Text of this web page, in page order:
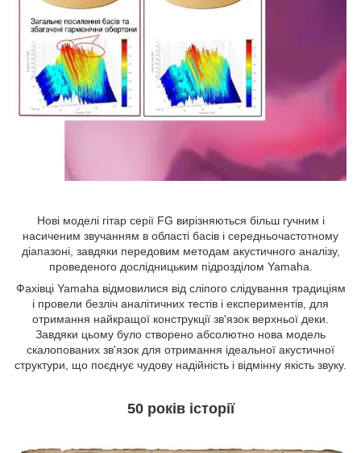
Нові моделі гітар серії FG вирізняються більш гучним і
насиченим звучанням в області басів і середньочастотному
діапазоні, завдяки передовим методам акустичного аналізу,
проведеного дослідницьким підрозділом Yamaha.
Фахівці Yamaha відмовилися від сліпого слідування традиціям
і провели безліч аналітичних тестів і експериментів, для
отримання найкращої конструкції зв'язок верхньої деки.
Завдяки цьому було створено абсолютно нова модель
скалопованих зв'язок для отримання ідеальної акустичної
структури, що поєднує чудову надійність і відмінну якість звуку.
50 років історії